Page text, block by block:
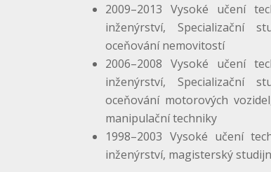
2009–2013 Vysoké učení
inženýrství, Specializační
oceňování nemovitostí
2006–2008 Vysoké učení
inženýrství, Specializační
oceňování motorových
manipulační techniky
1998–2003 Vysoké učení
inženýrství, magisterský